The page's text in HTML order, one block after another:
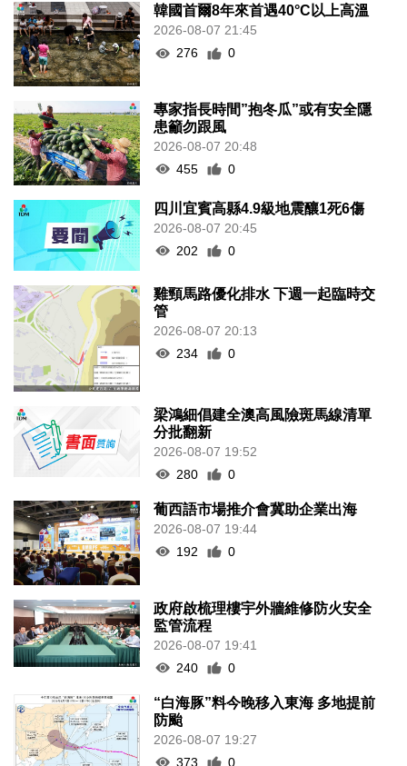
韓國首爾8年來首遇40°C以上高溫
2026-08-07 21:45
276
0
專家指長時間”抱冬瓜”或有安全隱
患籲勿跟風
2026-08-07 20:48
455
0
四川宜賓高縣4.9級地震釀1死6傷
2026-08-07 20:45
202
0
雞頸馬路優化排水 下週一起臨時交
管
2026-08-07 20:13
234
0
梁鴻細倡建全澳高風險斑馬線清單
分批翻新
2026-08-07 19:52
280
0
葡西語市場推介會冀助企業出海
2026-08-07 19:44
192
0
政府啟梳理樓宇外牆維修防火安全
監管流程
2026-08-07 19:41
240
0
“白海豚”料今晚移入東海 多地提前
防颱
2026-08-07 19:27
373
0